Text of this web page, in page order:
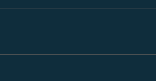
CRK–MFM: cmp-view-offers-
CRK–MFM: cmp-view-
CRK–MFM: cmp-view-
CRK–MFM: cmp-
CRK–MFM: